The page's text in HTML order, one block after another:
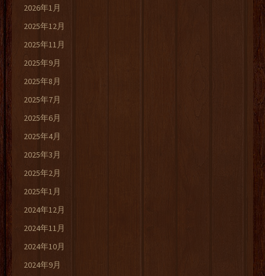
2026年1月
2025年12月
2025年11月
2025年9月
2025年8月
2025年7月
2025年6月
2025年4月
2025年3月
2025年2月
2025年1月
2024年12月
2024年11月
2024年10月
2024年9月